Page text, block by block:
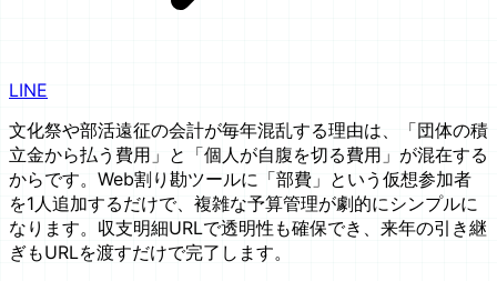
LINE
文化祭や部活遠征の会計が毎年混乱する理由は、「団体の積
立金から払う費用」と「個人が自腹を切る費用」が混在する
からです。Web割り勘ツールに「部費」という仮想参加者
を1人追加するだけで、複雑な予算管理が劇的にシンプルに
なります。収支明細URLで透明性も確保でき、来年の引き継
ぎもURLを渡すだけで完了します。